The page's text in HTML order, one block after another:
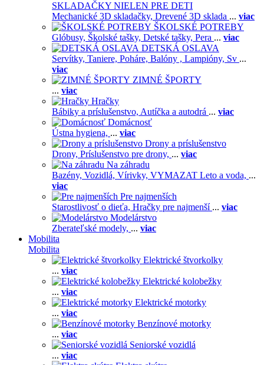
SKLADAČKY NIELEN PRE DETI
Mechanické 3D skladačky, Drevené 3D sklada ... viac
ŠKOLSKÉ POTREBY
Glóbusy, Školské tašky, Detské tašky, Pera ... viac
DETSKÁ OSLAVA
Servítky, Taniere, Poháre, Balóny , Lampióny, Sv ...
viac
ZIMNÉ ŠPORTY
... viac
Hračky
Bábiky a príslušenstvo, Autíčka a autodrá ... viac
Domácnosť
Ústna hygiena, ... viac
Drony a príslušenstvo
Drony, Príslušenstvo pre drony, ... viac
Na záhradu
Bazény, Vozidlá, Vírivky, VYMAZAT Leto a voda, ...
viac
Pre najmenších
Starostlivosť o dieťa, Hračky pre najmenší ... viac
Modelárstvo
Zberateľské modely, ... viac
Mobilita
Mobilita
Elektrické štvorkolky
... viac
Elektrické kolobežky
... viac
Elektrické motorky
... viac
Benzínové motorky
... viac
Seniorské vozidlá
... viac